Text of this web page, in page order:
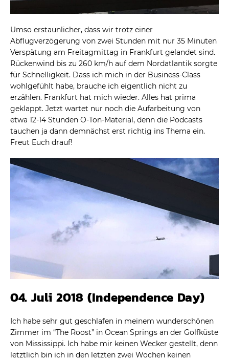
Umso erstaunlicher, dass wir trotz einer
Abflugverzögerung von zwei Stunden mit nur 35 Minuten
Verspätung am Freitagmittag in Frankfurt gelandet sind.
Rückenwind bis zu 260 km/h auf dem Nordatlantik sorgte
für Schnelligkeit. Dass ich mich in der Business-Class
wohlgefühlt habe, brauche ich eigentlich nicht zu
erzählen. Frankfurt hat mich wieder. Alles hat prima
geklappt. Jetzt wartet nur noch die Aufarbeitung von
etwa 12-14 Stunden O-Ton-Material, denn die Podcasts
tauchen ja dann demnächst erst richtig ins Thema ein.
Freut Euch drauf!
04. Juli 2018 (Independence Day)
Ich habe sehr gut geschlafen in meinem wunderschönen
Zimmer im “The Roost” in Ocean Springs an der Golfküste
von Mississippi. Ich habe mir keinen Wecker gestellt, denn
letztlich bin ich in den letzten zwei Wochen keinen